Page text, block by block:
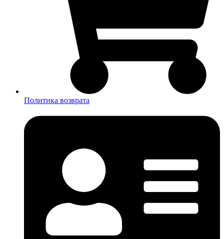
Политика возврата